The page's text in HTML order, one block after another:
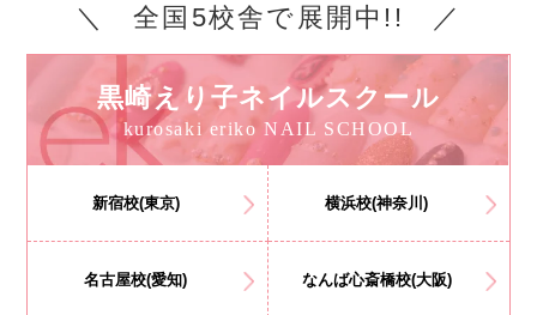
＼ 全国5校舎で展開中!! ／
黒崎えり子ネイルスクール
kurosaki eriko NAIL SCHOOL
新宿校(東京) 横浜校(神奈川)
名古屋校(愛知) なんば心斎橋校(大阪)